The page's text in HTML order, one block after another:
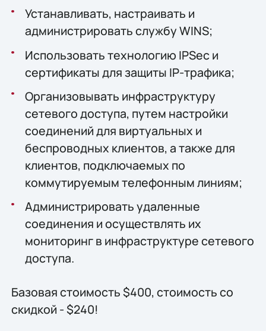
Устанавливать, настраивать и
администрировать службу WINS;
Использовать технологию IPSec и
сертификаты для защиты IP-трафика;
Организовывать инфраструктуру
сетевого доступа, путем настройки
соединений для виртуальных и
беспроводных клиентов, а также для
клиентов, подключаемых по
коммутируемым телефонным линиям;
Администрировать удаленные
соединения и осуществлять их
мониторинг в инфраструктуре сетевого
доступа.
Базовая стоимость $400, стоимость со
скидкой - $240!